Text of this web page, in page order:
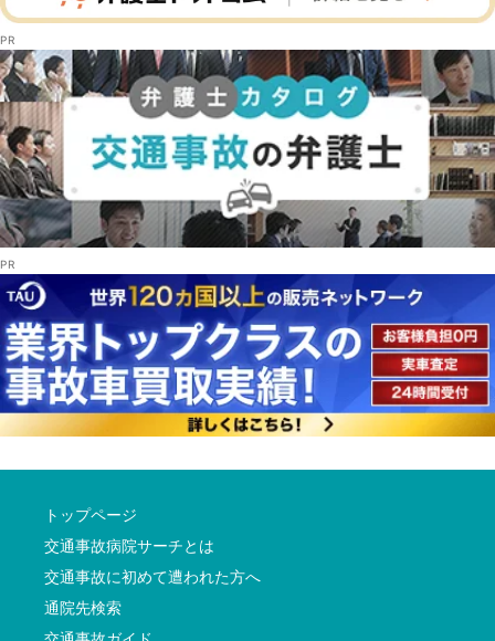
トップページ
交通事故病院サーチとは
交通事故に初めて遭われた方へ
通院先検索